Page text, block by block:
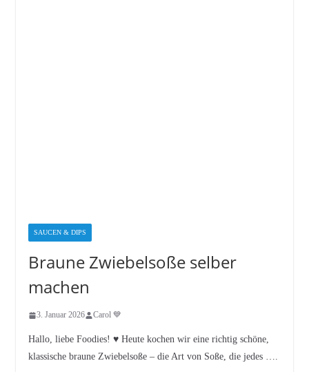
SAUCEN & DIPS
Braune Zwiebelsoße selber
machen
3. Januar 2026 Carol 💙
Hallo, liebe Foodies! ♥︎ Heute kochen wir eine richtig schöne,
klassische braune Zwiebelsoße – die Art von Soße, die jedes ….